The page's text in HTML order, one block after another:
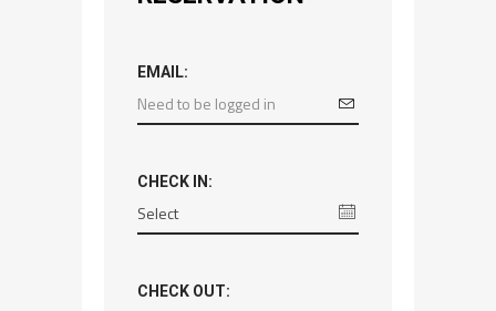
EMAIL:
CHECK IN:
CHECK OUT: